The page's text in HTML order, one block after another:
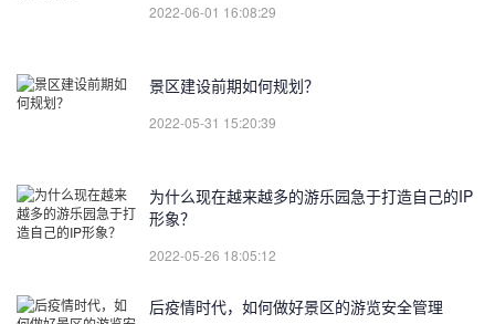
2022-06-01 16:08:29
景区建设前期如何规划？
2022-05-31 15:20:39
为什么现在越来越多的游乐园急于打造自己的IP
形象？
2022-05-26 18:05:12
后疫情时代，如何做好景区的游览安全管理